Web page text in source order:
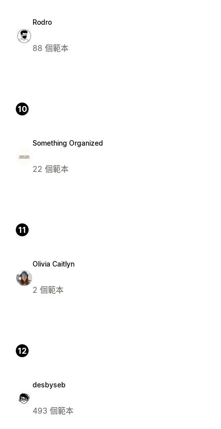
Rodro
88 個範本
10
Something Organized
22 個範本
11
Olivia Caitlyn
2 個範本
12
desbyseb
493 個範本